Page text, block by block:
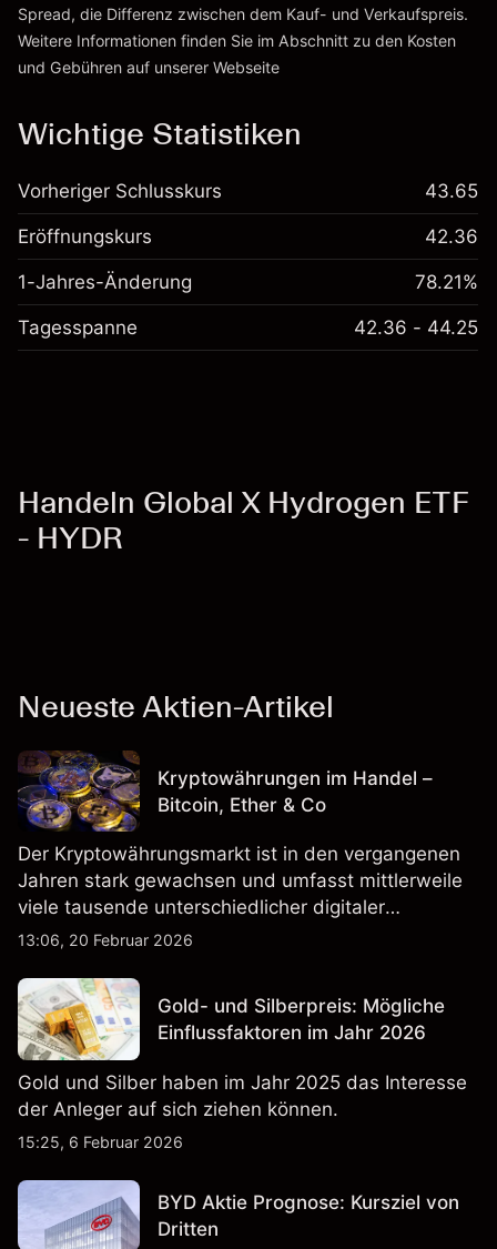
Zur Plattform
Spread, die Differenz zwischen dem Kauf- und Verkaufspreis.
Weitere Informationen finden Sie im Abschnitt zu den Kosten
und Gebühren auf unserer Webseite
Wichtige Statistiken
Vorheriger Schlusskurs 43.65
Eröffnungskurs 42.36
1-Jahres-Änderung 78.21%
Tagesspanne 42.36 - 44.25
Handeln Global X Hydrogen ETF
- HYDR
Neueste Aktien-Artikel
Kryptowährungen im Handel –
Bitcoin, Ether & Co
Der Kryptowährungsmarkt ist in den vergangenen
Jahren stark gewachsen und umfasst mittlerweile
viele tausende unterschiedlicher digitaler
Währungen.
13:06, 20 Februar 2026
Gold- und Silberpreis: Mögliche
Einflussfaktoren im Jahr 2026
Gold und Silber haben im Jahr 2025 das Interesse
der Anleger auf sich ziehen können.
15:25, 6 Februar 2026
BYD Aktie Prognose: Kursziel von
Dritten